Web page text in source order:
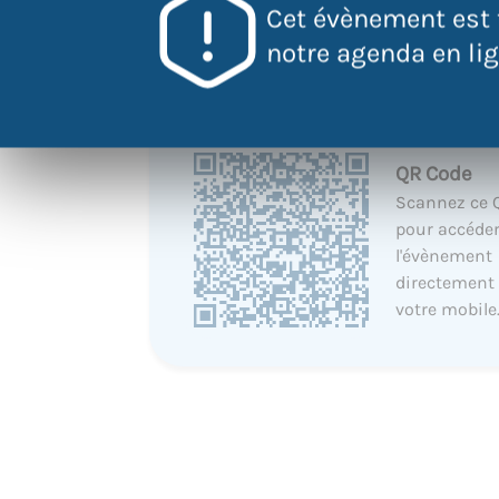
Cet évènement
notre agenda en
QR Code
Scannez ce
pour
l'évènement
directement
votre mobile.